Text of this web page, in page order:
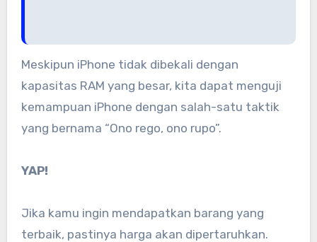
Meskipun iPhone tidak dibekali dengan
kapasitas RAM yang besar, kita dapat menguji
kemampuan iPhone dengan salah-satu taktik
yang bernama “Ono rego, ono rupo”.
YAP!
Jika kamu ingin mendapatkan barang yang
terbaik, pastinya harga akan dipertaruhkan.